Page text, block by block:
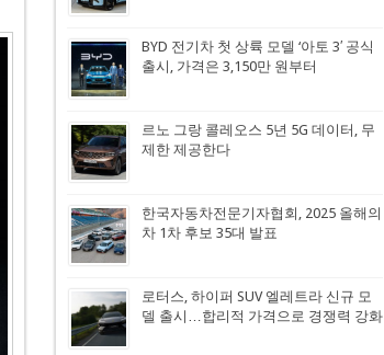
BYD 전기차 첫 상륙 모델 ‘아토 3′ 공식
출시, 가격은 3,150만 원부터
르노 그랑 콜레오스 5년 5G 데이터, 무
제한 제공한다
한국자동차전문기자협회, 2025 올해의
차 1차 후보 35대 발표
로터스, 하이퍼 SUV 엘레트라 신규 모
델 출시…합리적 가격으로 경쟁력 강화